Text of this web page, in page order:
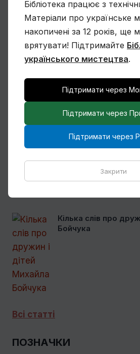
Чому Віктор
художник?
Спогади Марії
Михайла
Кілька слів про
Бойчука
Всі статті
ПОЗНАЧКИ
Бібліотека працює з
Матеріали про українське
накопичені за 12 років, ще
врятувати! Підтримайте
українського мистецтва.
Підтримати через
Підтримати через
Підтримати через
Закрити